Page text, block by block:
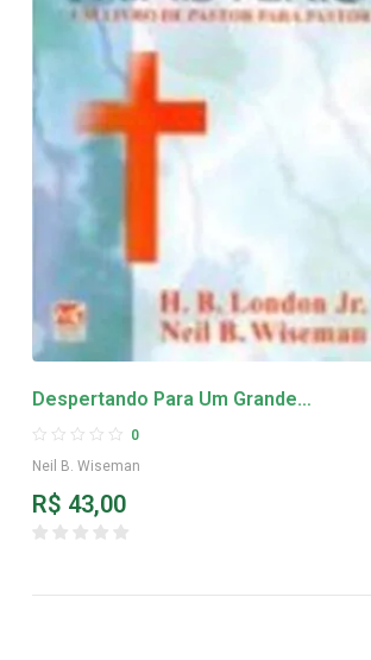
Despertando Para Um Grande
Ministério – Neil B. Wiseman
0
Neil B. Wiseman
R$ 43,00